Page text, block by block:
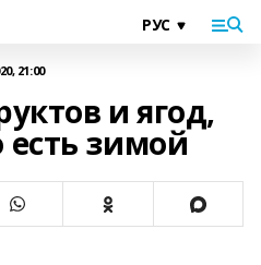
21:00
и ягод,
есть зимой